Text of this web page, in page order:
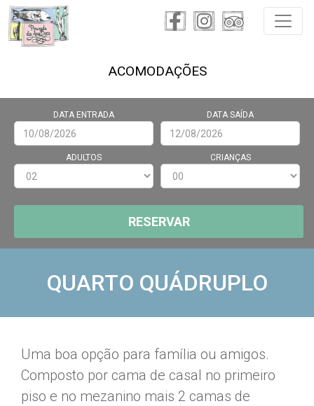
ACOMODAÇÕES
DATA ENTRADA DATA SAÍDA
ADULTOS CRIANÇAS
RESERVAR
QUARTO QUÁDRUPLO
Uma boa opção para família ou amigos.
Composto por cama de casal no primeiro
piso e no mezanino mais 2 camas de